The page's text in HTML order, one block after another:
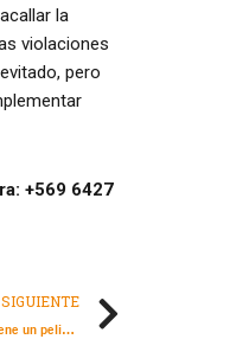
la
violaciones
pero
+569 6427
SIGUIENTE
Covid-19: El ataque global a la libertad de expresión tiene un peligroso impacto en la crisis de salud pública